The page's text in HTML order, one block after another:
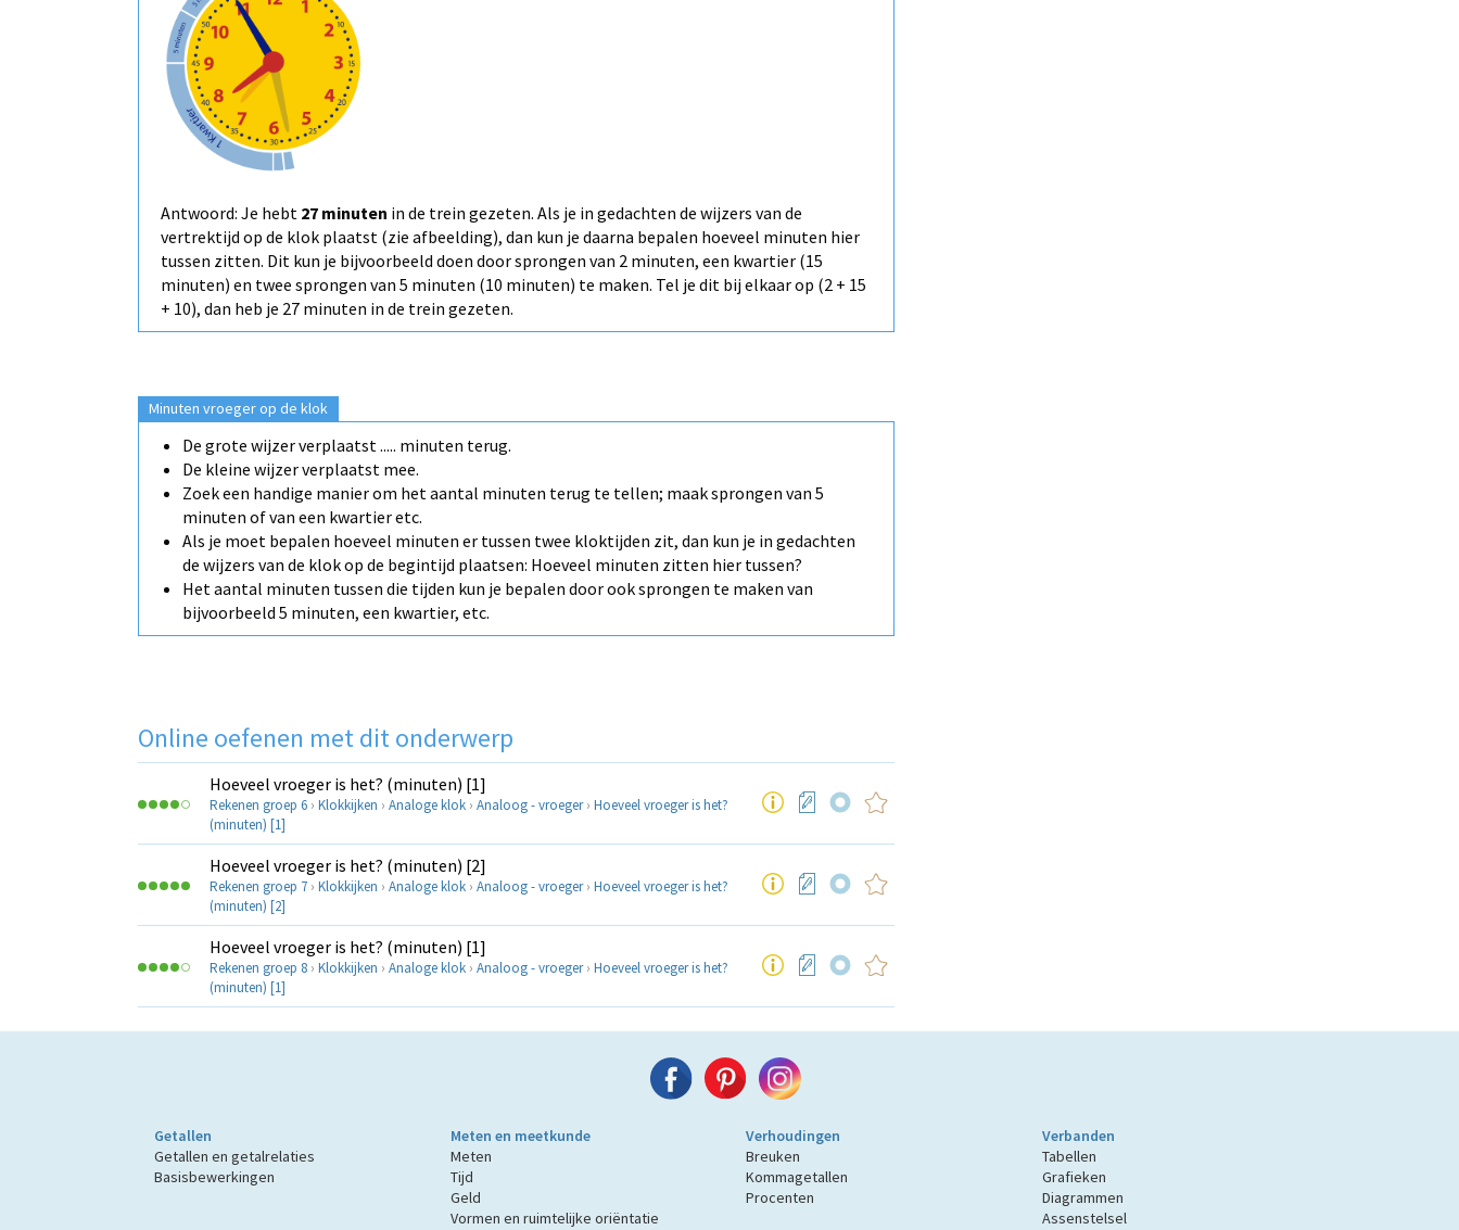
Antwoord: Je hebt 27 minuten in de trein gezeten. Als je in gedachten de wijzers van de
vertrektijd op de klok plaatst (zie afbeelding), dan kun je daarna bepalen hoeveel minuten hier
tussen zitten. Dit kun je bijvoorbeeld doen door sprongen van 2 minuten, een kwartier (15
minuten) en twee sprongen van 5 minuten (10 minuten) te maken. Tel je dit bij elkaar op (2 + 15
+ 10), dan heb je 27 minuten in de trein gezeten.
Minuten vroeger op de klok
De grote wijzer verplaatst ..... minuten terug.
De kleine wijzer verplaatst mee.
Zoek een handige manier om het aantal minuten terug te tellen; maak sprongen van 5
minuten of van een kwartier etc.
Als je moet bepalen hoeveel minuten er tussen twee kloktijden zit, dan kun je in gedachten
de wijzers van de klok op de begintijd plaatsen: Hoeveel minuten zitten hier tussen?
Het aantal minuten tussen die tijden kun je bepalen door ook sprongen te maken van
bijvoorbeeld 5 minuten, een kwartier, etc.
Online oefenen met dit onderwerp
Hoeveel vroeger is het? (minuten) [1]
Rekenen groep 6 › Klokkijken › Analoge klok › Analoog - vroeger› Hoeveel vroeger is het?
(minuten) [1]
Hoeveel vroeger is het? (minuten) [2]
Rekenen groep 7 › Klokkijken › Analoge klok › Analoog - vroeger› Hoeveel vroeger is het?
(minuten) [2]
Hoeveel vroeger is het? (minuten) [1]
Rekenen groep 8 › Klokkijken › Analoge klok › Analoog - vroeger› Hoeveel vroeger is het?
(minuten) [1]
Getallen
Getallen en getalrelaties
Basisbewerkingen
Meten en meetkunde
Meten
Tijd
Geld
Vormen en ruimtelijke oriëntatie
Verhoudingen
Breuken
Kommagetallen
Procenten
Verbanden
Tabellen
Grafieken
Diagrammen
Assenstelsel